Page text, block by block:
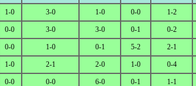
1-0 3-0 1-0 0-0 1-2
0-0 3-0 3-0 0-1 0-2
0-0 1-0 0-1 5-2 2-1
1-0 2-1 2-0 1-0 0-4
0-0 0-0 6-0 0-1 1-1